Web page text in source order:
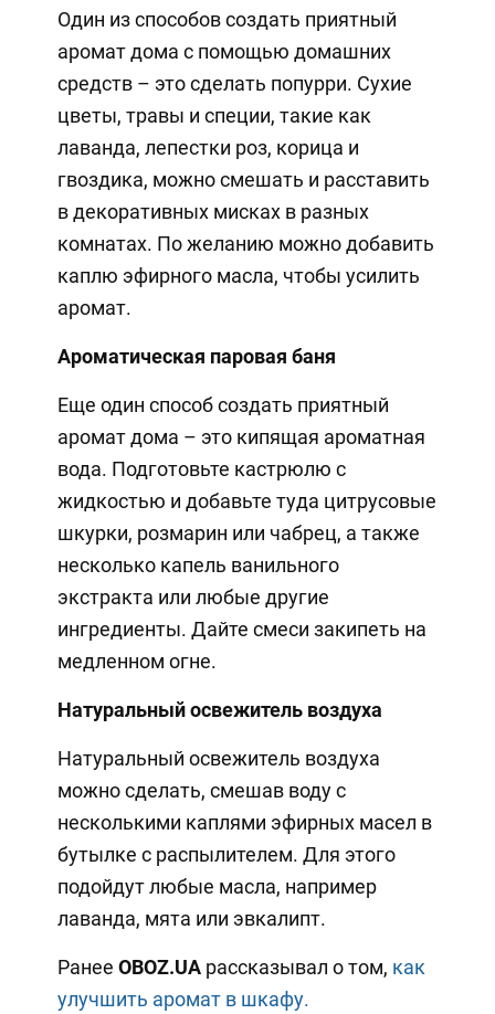
Один из способов создать приятный
аромат дома с помощью домашних
средств – это сделать попурри. Сухие
цветы, травы и специи, такие как
лаванда, лепестки роз, корица и
гвоздика, можно смешать и расставить
в декоративных мисках в разных
комнатах. По желанию можно добавить
каплю эфирного масла, чтобы усилить
аромат.
Ароматическая паровая баня
Еще один способ создать приятный
аромат дома – это кипящая ароматная
вода. Подготовьте кастрюлю с
жидкостью и добавьте туда цитрусовые
шкурки, розмарин или чабрец, а также
несколько капель ванильного
экстракта или любые другие
ингредиенты. Дайте смеси закипеть на
медленном огне.
Натуральный освежитель воздуха
Натуральный освежитель воздуха
можно сделать, смешав воду с
несколькими каплями эфирных масел в
бутылке с распылителем. Для этого
подойдут любые масла, например
лаванда, мята или эвкалипт.
Ранее OBOZ.UAрассказывал о том, как
улучшить аромат в шкафу.